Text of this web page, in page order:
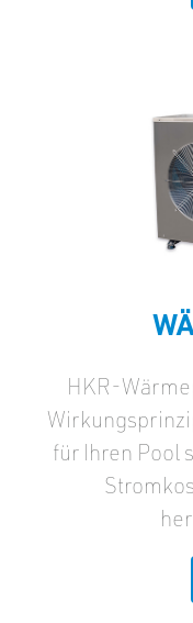
HKR-
für Ihren Pool